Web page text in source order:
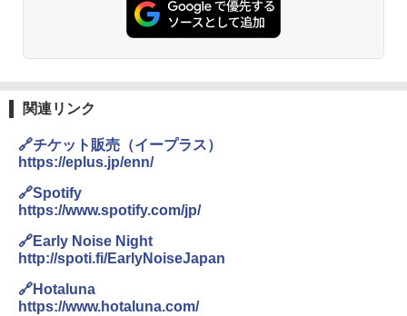
関連リンク
🔗チケット販売（イープラス）
https://eplus.jp/enn/
🔗Spotify
https://www.spotify.com/jp/
🔗Early Noise Night
http://spoti.fi/EarlyNoiseJapan
🔗Hotaluna
https://www.hotaluna.com/